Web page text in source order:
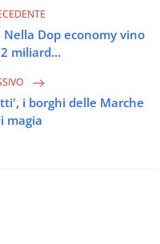
Dop economy vino
miliard...
i borghi delle Marche
magia